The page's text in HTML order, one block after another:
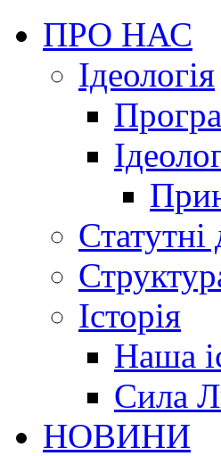
ПРО НАС
Ідеологія
Історія
Наша
Сила
НОВИНИ